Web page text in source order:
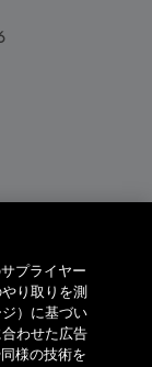
サプライヤー
り取りを測
）に基づい
わせた広告
様の技術を